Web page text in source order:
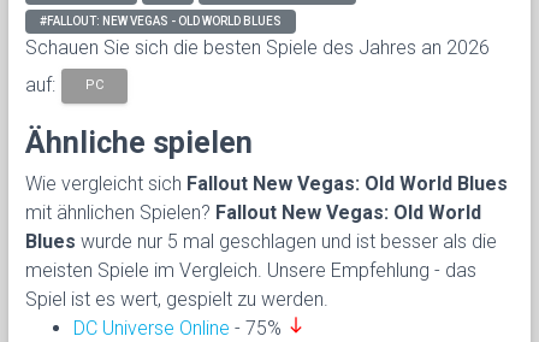
#FALLOUT: NEW VEGAS - OLD WORLD BLUES
Schauen Sie sich die besten Spiele des Jahres an 2026
auf:
PC
Ähnliche spielen
Wie vergleicht sich Fallout New Vegas: Old World Blues
mit ähnlichen Spielen? Fallout New Vegas: Old World
Blues wurde nur 5 mal geschlagen und ist besser als die
meisten Spiele im Vergleich. Unsere Empfehlung - das
Spiel ist es wert, gespielt zu werden.
DC Universe Online - 75% south